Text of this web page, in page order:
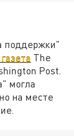
поддержки"
The
Post.
могла
на месте